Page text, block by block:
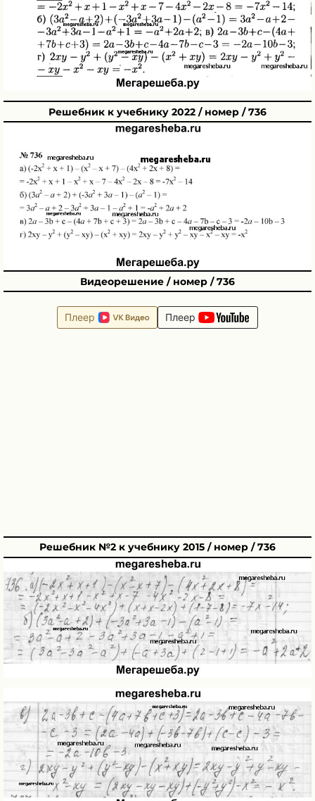
Решебник к учебнику 2022 / номер / 736
Видеорешение / номер / 736
Плеер Плеер
Решебник №2 к учебнику 2015 / номер / 736